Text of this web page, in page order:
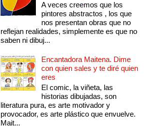
A veces creemos que los
pintores abstractos , los que
nos presentan obras que no
reflejan realidades, simplemente es que no
saben ni dibuj...
Encantadora Maitena. Dime
con quien sales y te diré quien
eres
El comic, la viñeta, las
historias dibujadas, son
literatura pura, es arte motivador y
provocador, es arte plástico que envuelve.
Mait...